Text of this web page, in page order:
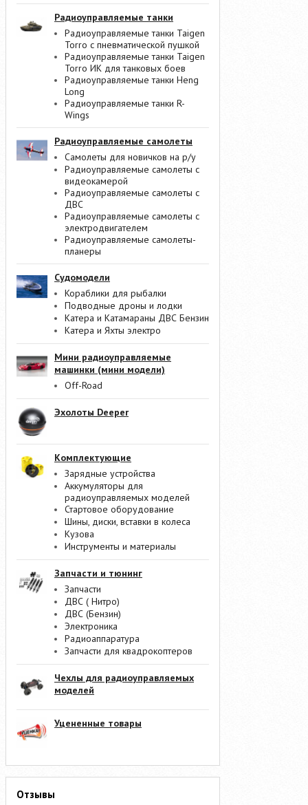
Радиоуправляемые танки
Радиоуправляемые танки Taigen
Torro с пневматической пушкой
Радиоуправляемые танки Taigen
Torro ИК для танковых боев
Радиоуправляемые танки Heng
Long
Радиоуправляемые танки R-
Wings
Радиоуправляемые самолеты
Самолеты для новичков на р/у
Радиоуправляемые самолеты с
видеокамерой
Радиоуправляемые самолеты с
ДВС
Радиоуправляемые самолеты с
электродвигателем
Радиоуправляемые самолеты-
планеры
Судомодели
Кораблики для рыбалки
Подводные дроны и лодки
Катера и Катамараны ДВС Бензин
Катера и Яхты электро
Мини радиоуправляемые
машинки (мини модели)
Off-Road
Эхолоты Deeper
Комплектующие
Зарядные устройства
Аккумуляторы для
радиоуправляемых моделей
Стартовое оборудование
Шины, диски, вставки в колеса
Кузова
Инструменты и материалы
Запчасти и тюнинг
Запчасти
ДВС ( Нитро)
ДВС (Бензин)
Электроника
Радиоаппаратура
Запчасти для квадрокоптеров
Чехлы для радиоуправляемых
моделей
Уцененные товары
Отзывы